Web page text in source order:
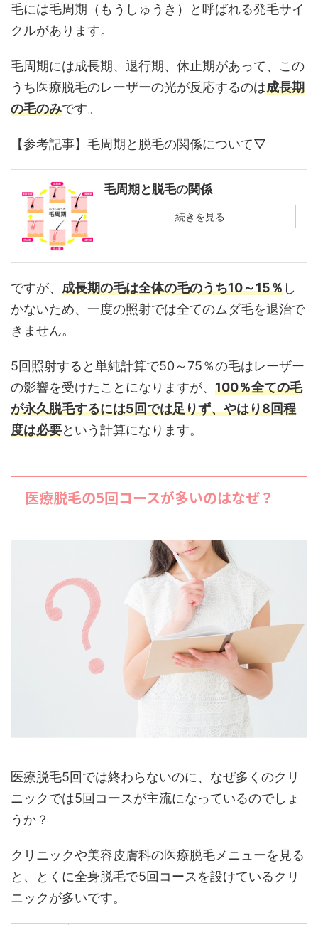
毛には毛周期（もうしゅうき）と呼ばれる発毛サイ
クルがあります。
毛周期には成長期、退行期、休止期があって、この
うち医療脱毛のレーザーの光が反応するのは成長期
の毛のみです。
【参考記事】毛周期と脱毛の関係について▽
毛周期と脱毛の関係
続きを見る
ですが、 成長期の毛は全体の毛のうち10～15％し
かないため、一度の照射では全てのムダ毛を退治で
きません。
5回照射すると単純計算で50～75％の毛はレーザー
の影響を受けたことになりますが、 100％全ての毛
が永久脱毛するには5回では足りず、やはり8回程
度は必要という計算になります。
医療脱毛の5回コースが多いのはなぜ？
医療脱毛5回では終わらないのに、なぜ多くのクリ
ニックでは5回コースが主流になっているのでしょ
うか？
クリニックや美容皮膚科の医療脱毛メニューを見る
と、とくに全身脱毛で5回コースを設けているクリ
ニックが多いです。